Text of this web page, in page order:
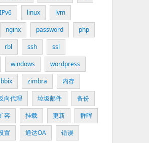
IPv6 linux
lvm
nginx password
php
rbl ssh
ssl
windows
wordpress
zimbra
内存
向代理 垃圾邮件
备份
容 挂载 更新
群晖
置 通达OA 错误